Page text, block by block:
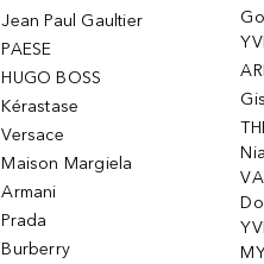
Jean Paul Gaultier
PAESE
HUGO BOSS
Kérastase
Versace
Maison Margiela
Armani
Prada
Burberry